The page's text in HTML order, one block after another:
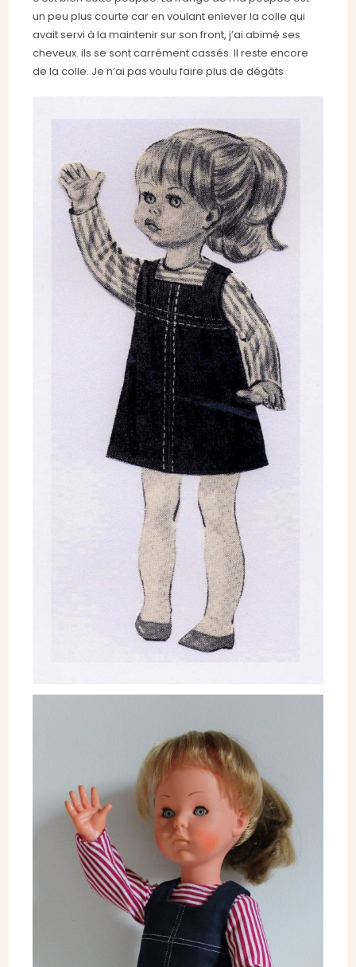
un peu plus courte car en voulant enlever la colle qui
avait servi à la maintenir sur son front, j’ai abimé ses
cheveux. ils se sont carrément cassés. Il reste encore
de la colle. Je n’ai pas voulu faire plus de dégâts